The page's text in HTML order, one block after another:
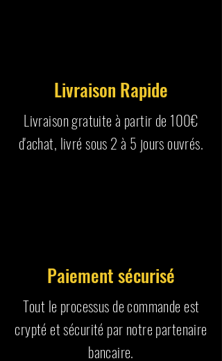
Livraison Rapide
Livraison gratuite à partir de 100€
d'achat, livré sous 2 à 5 jours ouvrés.
Paiement sécurisé
Tout le processus de commande est
crypté et sécurité par notre partenaire
bancaire.